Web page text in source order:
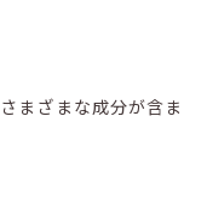
まざまな成分が含ま